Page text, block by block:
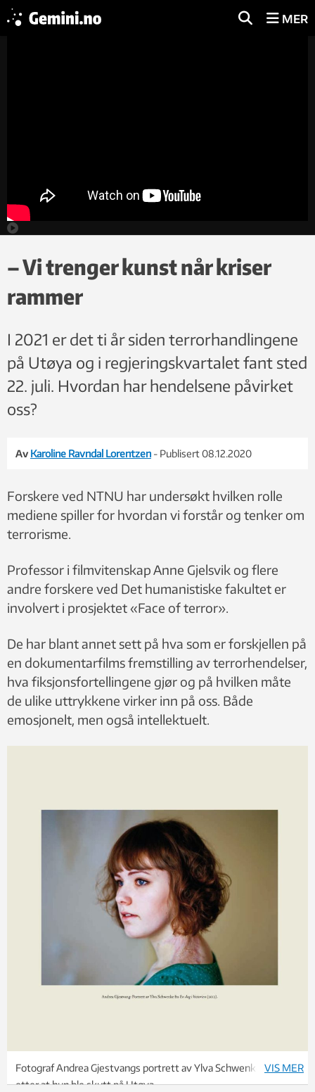
MER
– Vi trenger kunst når kriser
rammer
I 2021 er det ti år siden terrorhandlingene
på Utøya og i regjeringskvartalet fant sted
22. juli. Hvordan har hendelsene påvirket
oss?
Av Karoline Ravndal Lorentzen - Publisert 08.12.2020
Forskere ved NTNU har undersøkt hvilken rolle
mediene spiller for hvordan vi forstår og tenker om
terrorisme.
Professor i filmvitenskap Anne Gjelsvik og flere
andre forskere ved Det humanistiske fakultet er
involvert i prosjektet «Face of terror».
De har blant annet sett på hva som er forskjellen på
en dokumentarfilms fremstilling av terrorhendelser,
hva fiksjonsfortellingene gjør og på hvilken måte
de ulike uttrykkene virker inn på oss. Både
emosjonelt, men også intellektuelt.
Fotograf Andrea Gjestvangs portrett av Ylva Schwenke et år
etter at hun ble skutt på Utøya.
VIS MER